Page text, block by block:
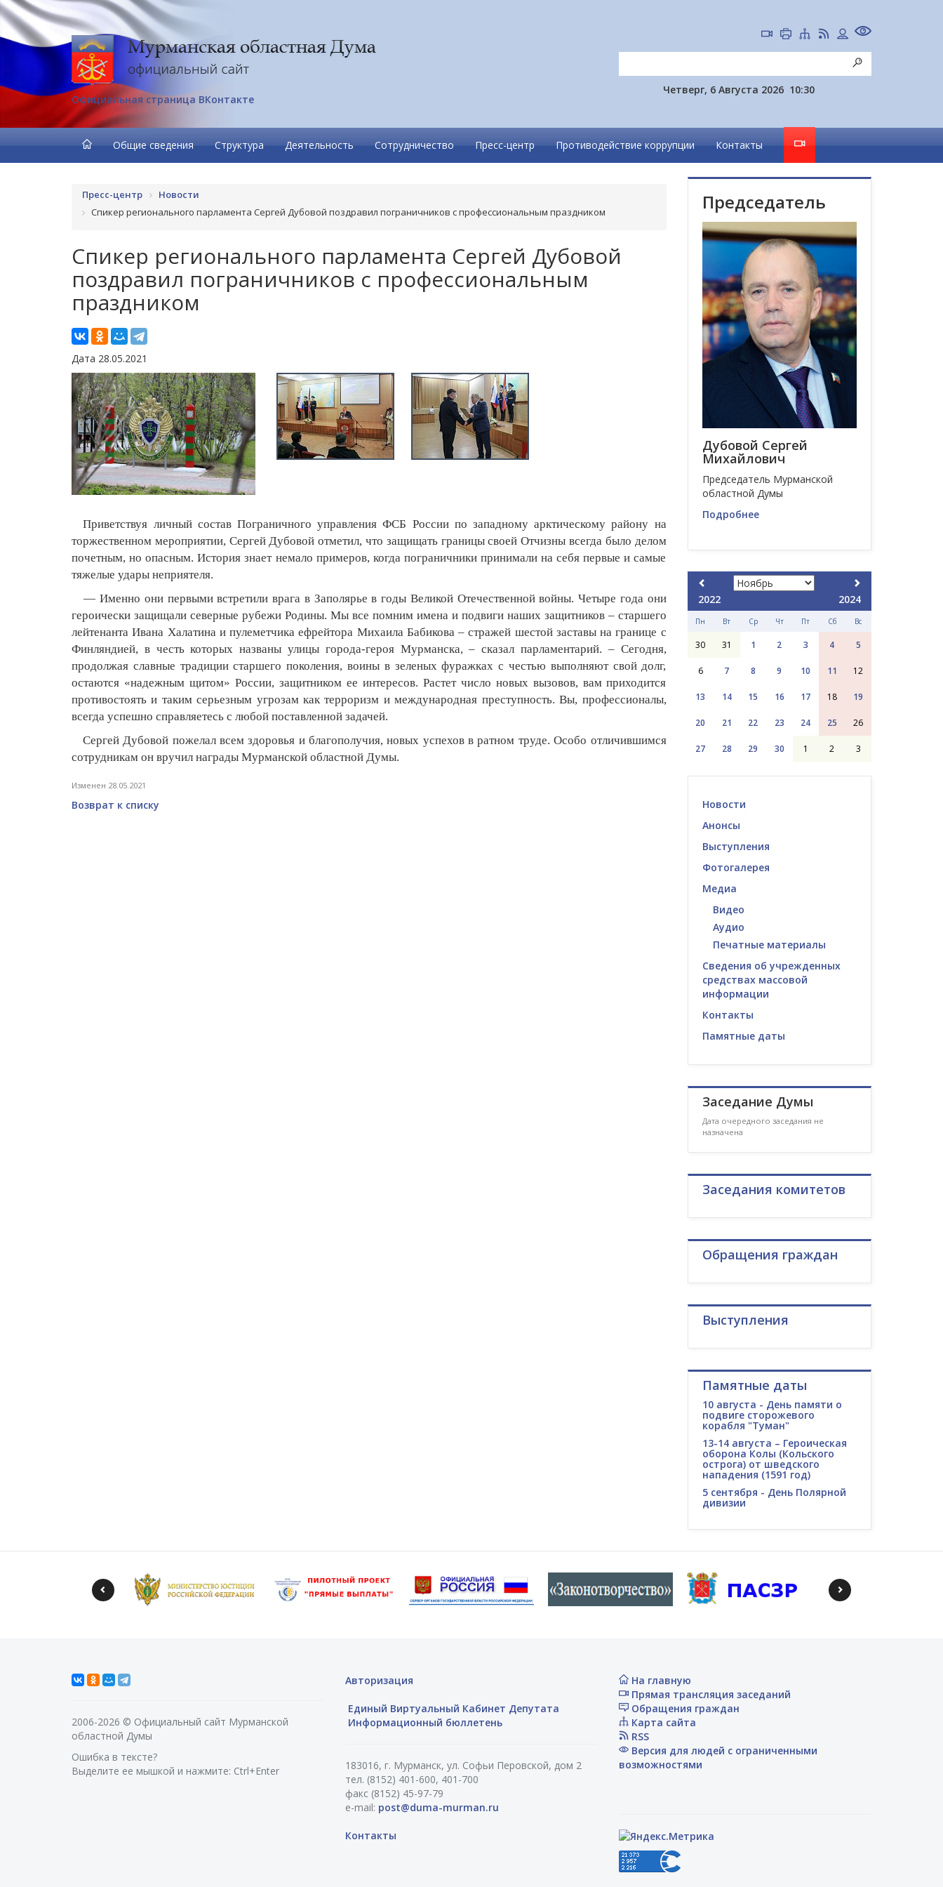
Официальная страница ВКонтакте
Четверг, 6 Августа 2026 10:30
Общие сведения Структура Деятельность Сотрудничество Пресс-центр Противодействие коррупции Контакты
Пресс-центр
Новости
Спикер регионального парламента Сергей Дубовой поздравил пограничников с профессиональным праздником
Спикер регионального парламента Сергей Дубовой
поздравил пограничников с профессиональным
праздником
Дата 28.05.2021
Приветствуя личный состав Пограничного управления ФСБ России по западному арктическому району на
торжественном мероприятии, Сергей Дубовой отметил, что защищать границы своей Отчизны всегда было делом
почетным, но опасным. История знает немало примеров, когда пограничники принимали на себя первые и самые
тяжелые удары неприятеля.
— Именно они первыми встретили врага в Заполярье в годы Великой Отечественной войны. Четыре года они
героически защищали северные рубежи Родины. Мы все помним имена и подвиги наших защитников – старшего
лейтенанта Ивана Халатина и пулеметчика ефрейтора Михаила Бабикова – стражей шестой заставы на границе с
Финляндией, в честь которых названы улицы города-героя Мурманска, – сказал парламентарий. – Сегодня,
продолжая славные традиции старшего поколения, воины в зеленых фуражках с честью выполняют свой долг,
остаются «надежным щитом» России, защитником ее интересов. Растет число новых вызовов, вам приходится
противостоять и таким серьезным угрозам как терроризм и международная преступность. Вы, профессионалы,
всегда успешно справляетесь с любой поставленной задачей.
Сергей Дубовой пожелал всем здоровья и благополучия, новых успехов в ратном труде. Особо отличившимся
сотрудникам он вручил награды Мурманской областной Думы.
Изменен 28.05.2021
Возврат к списку
Председатель
Дубовой Сергей
Михайлович
Председатель Мурманской
областной Думы
Подробнее
2022 2024
Пн Вт Ср Чт Пт Сб Вс
30 31 1 2 3 4 5
6 7 8 9 10 11 12
13 14 15 16 17 18 19
20 21 22 23 24 25 26
27 28 29 30 1 2 3
Новости
Анонсы
Выступления
Фотогалерея
Медиа
Видео
Аудио
Печатные материалы
Сведения об учрежденных
средствах массовой
информации
Контакты
Памятные даты
Заседание Думы
Дата очередного заседания не
назначена
Заседания комитетов
Обращения граждан
Выступления
Памятные даты
10 августа - День памяти о
подвиге сторожевого
корабля "Туман"
13-14 августа – Героическая
оборона Колы (Кольского
острога) от шведского
нападения (1591 год)
5 сентября - День Полярной
дивизии
2006-2026 © Официальный сайт Мурманской
областной Думы
Ошибка в тексте?
Выделите ее мышкой и нажмите: Ctrl+Enter
Авторизация
Единый Виртуальный Кабинет Депутата
Информационный бюллетень
183016, г. Мурманск, ул. Софьи Перовской, дом 2
тел. (8152) 401-600, 401-700
факс (8152) 45-97-79
e-mail: post@duma-murman.ru
Контакты
На главную
Прямая трансляция заседаний
Обращения граждан
Карта сайта
RSS
Версия для людей с ограниченными
возможностями